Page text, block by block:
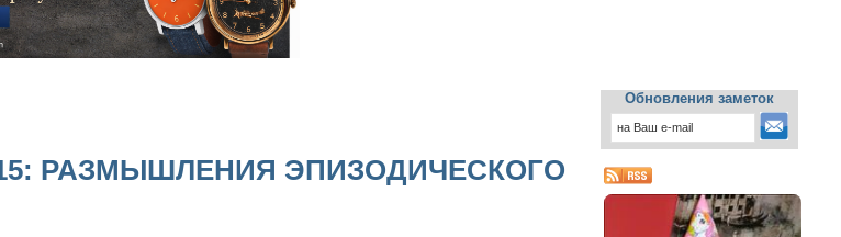
РАЗМЫШЛЕНИЯ ЭПИЗОДИЧЕСКОГО
Обновления заметок